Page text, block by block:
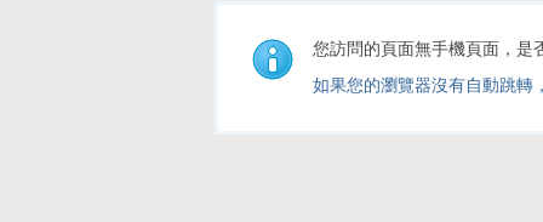
您訪問的頁面無手機頁面，是
如果您的瀏覽器沒有自動跳轉